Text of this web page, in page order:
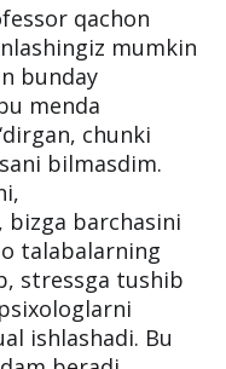
qachon
mumkin
bunday
menda
chunki
bilmasdim.
bizga barchasini
talabalarning
stressga tushib
ishlashadi. Bu